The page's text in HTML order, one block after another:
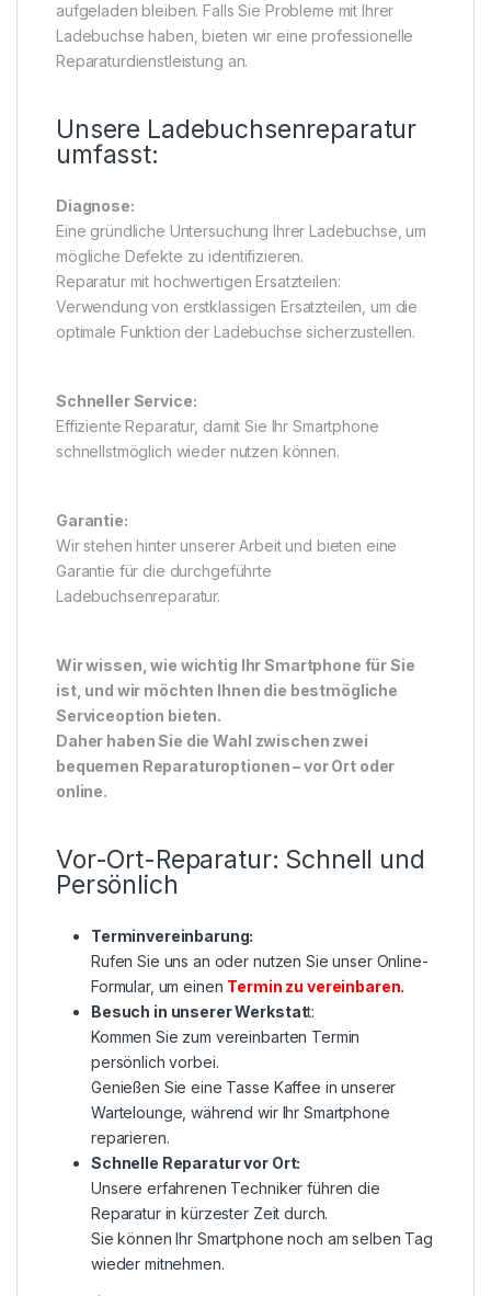
aufgeladen bleiben. Falls Sie Probleme mit Ihrer
Ladebuchse haben, bieten wir eine professionelle
Reparaturdienstleistung an.
Unsere Ladebuchsenreparatur
umfasst:
Diagnose:
Eine gründliche Untersuchung Ihrer Ladebuchse, um
mögliche Defekte zu identifizieren.
Reparatur mit hochwertigen Ersatzteilen:
Verwendung von erstklassigen Ersatzteilen, um die
optimale Funktion der Ladebuchse sicherzustellen.
Schneller Service:
Effiziente Reparatur, damit Sie Ihr Smartphone
schnellstmöglich wieder nutzen können.
Garantie:
Wir stehen hinter unserer Arbeit und bieten eine
Garantie für die durchgeführte
Ladebuchsenreparatur.
Wir wissen, wie wichtig Ihr Smartphone für Sie
ist, und wir möchten Ihnen die bestmögliche
Serviceoption bieten.
Daher haben Sie die Wahl zwischen zwei
bequemen Reparaturoptionen – vor Ort oder
online.
Vor-Ort-Reparatur: Schnell und
Persönlich
Terminvereinbarung:
Rufen Sie uns an oder nutzen Sie unser Online-
Formular, um einen Termin zu vereinbaren.
Besuch in unserer Werkstatt:
Kommen Sie zum vereinbarten Termin
persönlich vorbei.
Genießen Sie eine Tasse Kaffee in unserer
Wartelounge, während wir Ihr Smartphone
reparieren.
Schnelle Reparatur vor Ort:
Unsere erfahrenen Techniker führen die
Reparatur in kürzester Zeit durch.
Sie können Ihr Smartphone noch am selben Tag
wieder mitnehmen.